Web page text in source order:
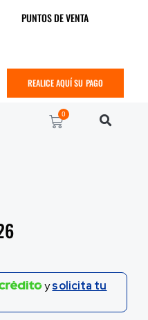
PUNTOS DE VENTA
REALICE AQUÍ SU PAGO
0
ysolicita tu